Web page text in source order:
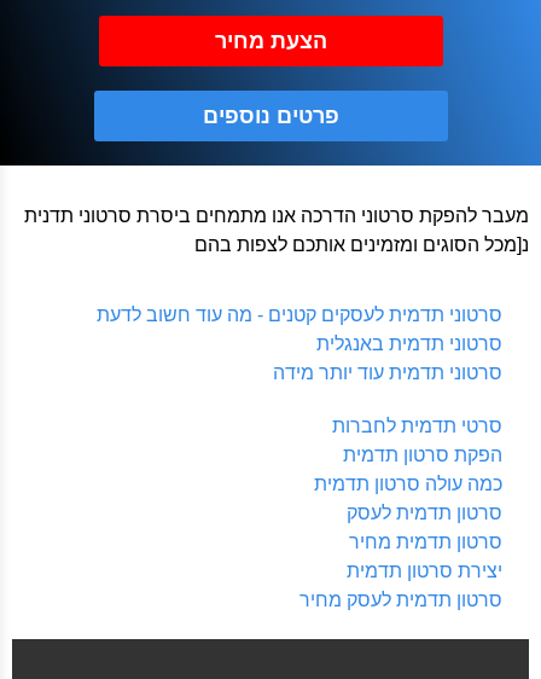
הצעת מחיר
פרטים נוספים
מעבר להפקת סרטוני הדרכה אנו מתמחים ביסרת סרטוני תדנית
נ[מכל הסוגים ומזמינים אותכם לצפות בהם
סרטוני תדמית לעסקים קטנים - מה עוד חשוב לדעת
סרטוני תדמית באנגלית
סרטוני תדמית עוד יותר מידה
סרטי תדמית לחברות
הפקת סרטון תדמית
כמה עולה סרטון תדמית
סרטון תדמית לעסק
סרטון תדמית מחיר
יצירת סרטון תדמית
סרטון תדמית לעסק מחיר